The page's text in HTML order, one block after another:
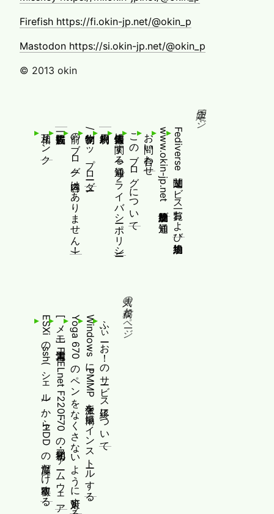
Firefish https://fi.okin-jp.net/@okin_p
Mastodon https://si.okin-jp.net/@okin_p
© 2013 okin
固定ページ
Fediverse関連サービス一覧および追加規約
www.okin-jp.net 追加規約及び通知
お問い合わせ
このブログについて
個人情報等に関する通知(プライバシーポリシー)
制作物/アップローダー
前のブログ(内容はありません！)
相互リンク
人気の投稿とページ
ふぃーお！のサービス終了について
WindowsにPMMP派生を簡単にインストールする
Yoga 670のペンをなくさないように対策する
[メモ]古河電工 FITELnet F220・F70の初期化・ファームウェア更新
ESXiのssh(シェル)からHDDの温度だけ取得する